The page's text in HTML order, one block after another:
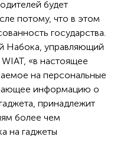
будет
потому, что в этом
государства.
Набока, управляющий
«в настоящее
на персональные
информацию о
принадлежит
более чем
на гаджеты